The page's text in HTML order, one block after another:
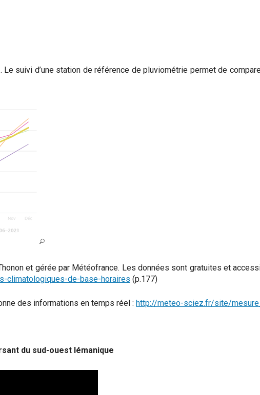
. Le suivi d’une station de référence de pluviométrie permet de
et gérée par Météofrance. Les données sont gratuites et
climatologiques-de-base-horaires (p.177)
des informations en temps réel : http://meteo-sciez.fr/site/
du sud-ouest lémanique